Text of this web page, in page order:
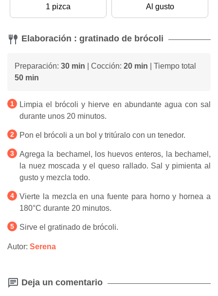
1 pizca
Al gusto
Elaboración : gratinado de brócoli
Preparación: 30 min | Cocción: 20 min | Tiempo total
50 min
Limpia el brócoli y hierve en abundante agua con sal
durante unos 20 minutos.
Pon el brócoli a un bol y tritúralo con un tenedor.
Agrega la bechamel, los huevos enteros, la bechamel,
la nuez moscada y el queso rallado. Sal y pimienta al
gusto y mezcla todo.
Vierte la mezcla en una fuente para horno y hornea a
180°C durante 20 minutos.
Sirve el gratinado de brócoli.
Autor: Serena
Deja un comentario